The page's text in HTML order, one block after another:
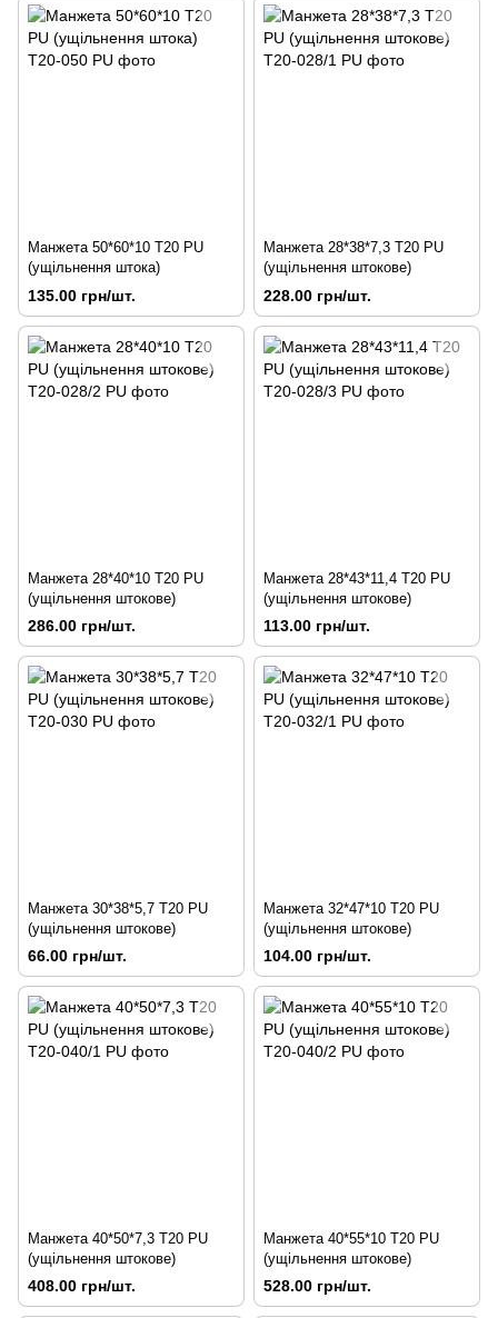
Манжета 50*60*10 Т20 PU
(ущільнення штока)
135.00 грн/шт.
Манжета 28*38*7,3 Т20 PU
(ущільнення штокове)
228.00 грн/шт.
Манжета 28*40*10 Т20 PU
(ущільнення штокове)
286.00 грн/шт.
Манжета 28*43*11,4 Т20 PU
(ущільнення штокове)
113.00 грн/шт.
Манжета 30*38*5,7 Т20 PU
(ущільнення штокове)
66.00 грн/шт.
Манжета 32*47*10 Т20 PU
(ущільнення штокове)
104.00 грн/шт.
Манжета 40*50*7,3 Т20 PU
(ущільнення штокове)
408.00 грн/шт.
Манжета 40*55*10 Т20 PU
(ущільнення штокове)
528.00 грн/шт.